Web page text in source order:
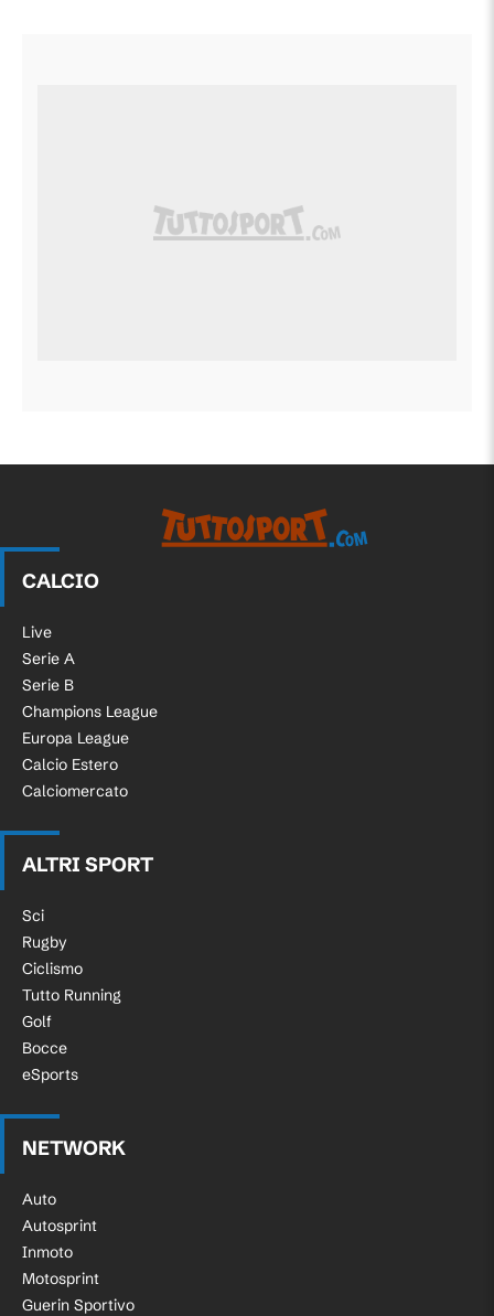
CALCIO
Live
Serie A
Serie B
Champions League
Europa League
Calcio Estero
Calciomercato
ALTRI SPORT
Sci
Rugby
Ciclismo
Tutto Running
Golf
Bocce
eSports
NETWORK
Auto
Autosprint
Inmoto
Motosprint
Guerin Sportivo